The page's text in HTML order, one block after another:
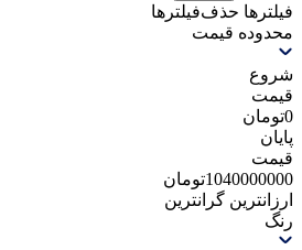
فیلترها حذف‌فیلتر‌ها
محدوده قیمت
شروع
قیمت
0تومان
پایان
قیمت
1040000000تومان
ارزانترین گرانترین
رنگ